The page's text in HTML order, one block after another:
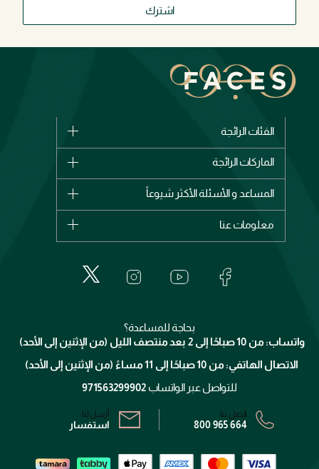
اشترك
الفئات الرائجة
الأكثر مبيعاً
اشترِ بطاقة هدية
الماركات الرائجة
بربري
إيف سان لوران
المساعد و الأسئلة الأكثر شيوعاً
الإرجاع
معلومات عنا
خدمات المعارض
برنامج الولاء ميوز
الشروط و الأحكام
سياسة الخصوصية
بحاجة للمساعدة؟
واتساب: من 10 صباحًا إلى 2 بعد منتصف الليل (من الإثنين إلى الأحد)
الاتصال الهاتفي: من 10 صباحًا إلى 11 مساءً (من الإثنين إلى الأحد)
للتواصل عبر الواتساب 971563299902
اتصل بنا:
800 965 664
أرسل لنا:
استفسار